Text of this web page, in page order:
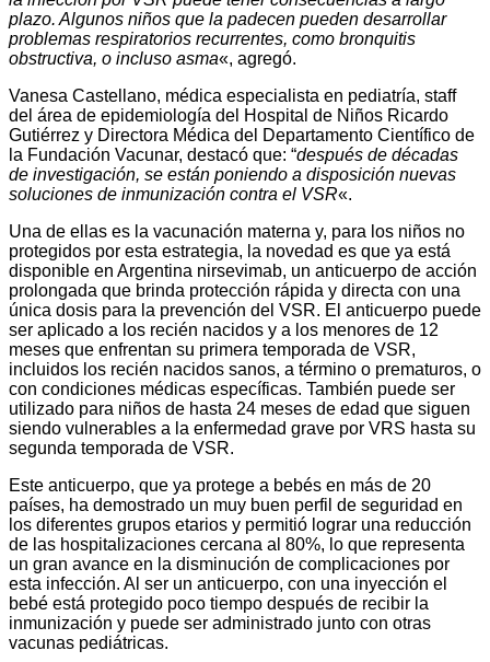
plazo. Algunos niños que la padecen pueden desarrollar
problemas respiratorios recurrentes, como bronquitis
obstructiva, o incluso asma«, agregó.
Vanesa Castellano, médica especialista en pediatría, staff
del área de epidemiología del Hospital de Niños Ricardo
Gutiérrez y Directora Médica del Departamento Científico de
la Fundación Vacunar, destacó que: “después de décadas
de investigación, se están poniendo a disposición nuevas
soluciones de inmunización contra el VSR«.
Una de ellas es la vacunación materna y, para los niños no
protegidos por esta estrategia, la novedad es que ya está
disponible en Argentina nirsevimab, un anticuerpo de acción
prolongada que brinda protección rápida y directa con una
única dosis para la prevención del VSR. El anticuerpo puede
ser aplicado a los recién nacidos y a los menores de 12
meses que enfrentan su primera temporada de VSR,
incluidos los recién nacidos sanos, a término o prematuros, o
con condiciones médicas específicas. También puede ser
utilizado para niños de hasta 24 meses de edad que siguen
siendo vulnerables a la enfermedad grave por VRS hasta su
segunda temporada de VSR.
Este anticuerpo, que ya protege a bebés en más de 20
países, ha demostrado un muy buen perfil de seguridad en
los diferentes grupos etarios y permitió lograr una reducción
de las hospitalizaciones cercana al 80%, lo que representa
un gran avance en la disminución de complicaciones por
esta infección. Al ser un anticuerpo, con una inyección el
bebé está protegido poco tiempo después de recibir la
inmunización y puede ser administrado junto con otras
vacunas pediátricas.